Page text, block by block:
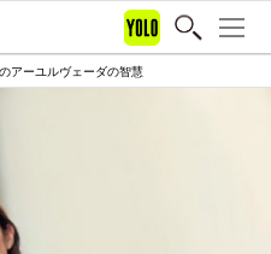
アーユルヴェーダの智慧